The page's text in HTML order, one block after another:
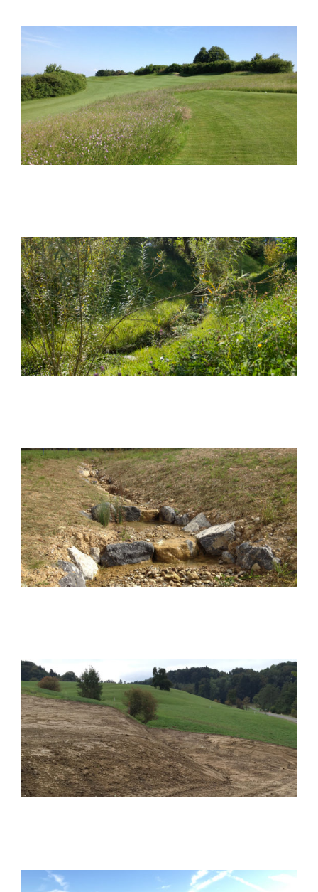
Landschaftsplanung Golf Goldenberg
Wasser und Landschaft
Revitalisierung Brandbach, Dietlikon
Wasser und Landschaft
Ausdolung Ruebisbach, Augwil
Wasser und Landschaft
Ökologische Ausgleichsfläche Eigental,
Kloten
Wasser und Landschaft